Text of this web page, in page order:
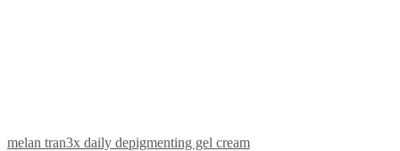
melan tran3x daily depigmenting gel cream